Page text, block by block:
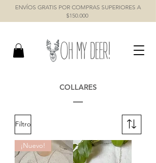
ENVÍOS GRATIS POR COMPRAS SUPERIORES A
$150.000
COLLARES
Filtro
¡Nuevo!